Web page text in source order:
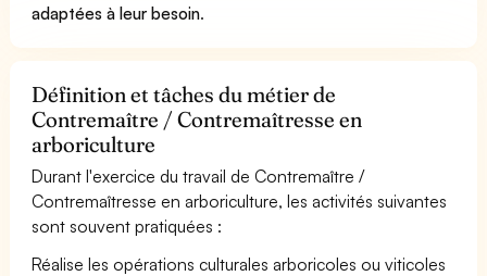
adaptées à leur besoin.
Définition et tâches du métier de
Contremaître / Contremaîtresse en
arboriculture
Durant l'exercice du travail de Contremaître /
Contremaîtresse en arboriculture, les activités suivantes
sont souvent pratiquées :
Réalise les opérations culturales arboricoles ou viticoles